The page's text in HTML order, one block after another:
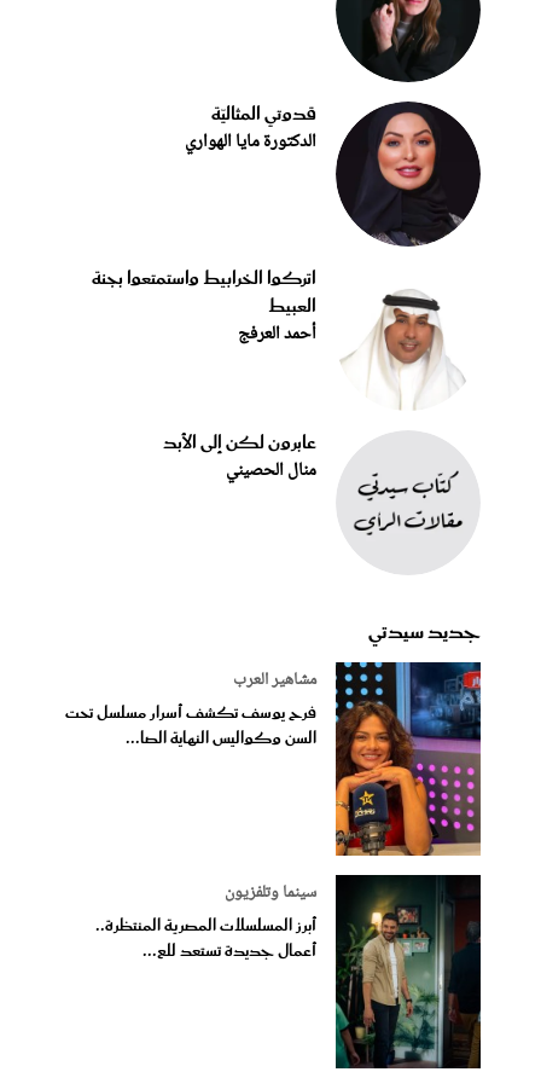
قدوتي المثاليّة
الدكتورة مايا الهواري
اتركوا الخرابيط واستمتعوا بجنة
العبيط
أحمد العرفج
عابرون لكن إلى الأبد
منال الحصيني
جديد سيدتي
مشاهير العرب
فرح يوسف تكشف أسرار مسلسل تحت
السن وكواليس النهاية الصا...
سينما وتلفزيون
أبرز المسلسلات المصرية المنتظرة..
أعمال جديدة تستعد للع...